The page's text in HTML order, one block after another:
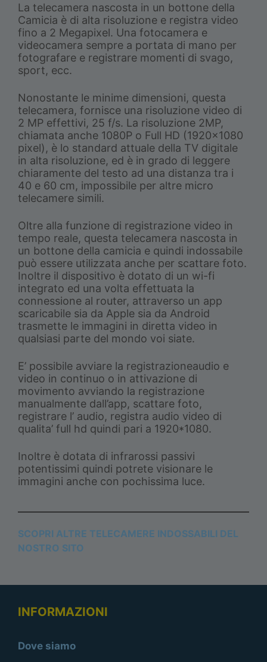
La telecamera nascosta in un bottone della
Camicia è di alta risoluzione e registra video
fino a 2 Megapixel. Una fotocamera e
videocamera sempre a portata di mano per
fotografare e registrare momenti di svago,
sport, ecc.
Nonostante le minime dimensioni, questa
telecamera, fornisce una risoluzione video di
2 MP effettivi, 25 f/s. La risoluzione 2MP,
chiamata anche 1080P o Full HD (1920×1080
pixel), è lo standard attuale della TV digitale
in alta risoluzione, ed è in grado di leggere
chiaramente del testo ad una distanza tra i
40 e 60 cm, impossibile per altre micro
telecamere simili.
Oltre alla funzione di registrazione video in
tempo reale, questa telecamera nascosta in
un bottone della camicia e quindi indossabile
può essere utilizzata anche per scattare foto.
Inoltre il dispositivo è dotato di un wi-fi
integrato ed una volta effettuata la
connessione al router, attraverso un app
scaricabile sia da Apple sia da Android
trasmette le immagini in diretta video in
qualsiasi parte del mondo voi siate.
E’ possibile avviare la registrazioneaudio e
video in continuo o in attivazione di
movimento avviando la registrazione
manualmente dall’app, scattare foto,
registrare l’ audio, registra audio video di
qualita’ full hd quindi pari a 1920*1080.
Inoltre è dotata di infrarossi passivi
potentissimi quindi potrete visionare le
immagini anche con pochissima luce.
SCOPRI ALTRE TELECAMERE INDOSSABILI DEL
NOSTRO SITO
INFORMAZIONI
Dove siamo